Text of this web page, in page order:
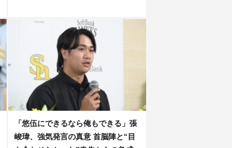
「悠伍にできるなら俺もできる」張
峻瑋、強気発言の真意 首脳陣と“目